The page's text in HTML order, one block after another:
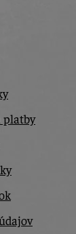
platby